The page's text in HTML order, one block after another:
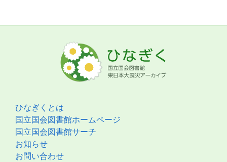
ひなぎくとは
国立国会図書館ホームページ
国立国会図書館サーチ
お知らせ
お問い合わせ